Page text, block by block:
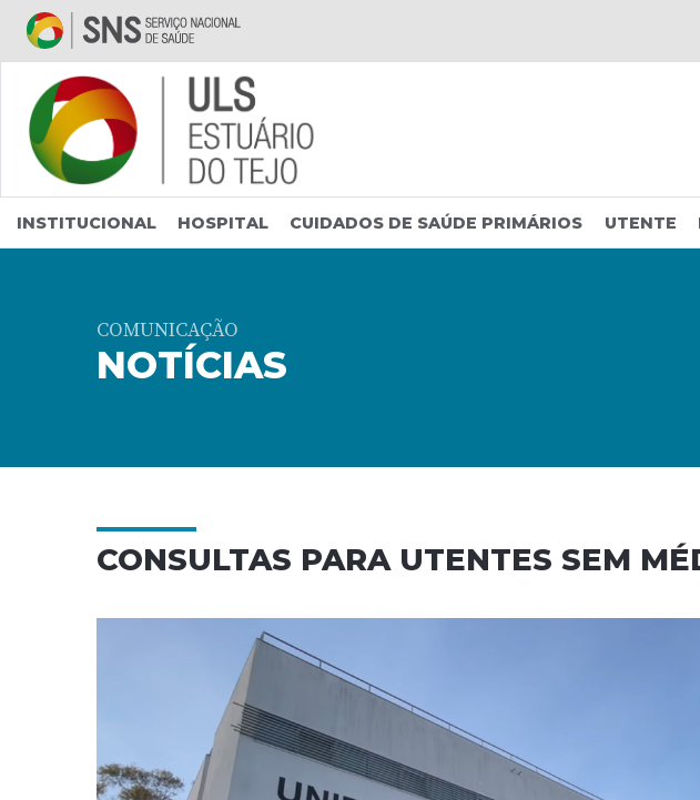
Saltar para conteúdo principal
INSTITUCIONAL HOSPITAL CUIDADOS DE SAÚDE PRIMÁRIOS UTENTE
COMUNICAÇÃO
NOTÍCIAS
CONSULTAS PARA UTENTES SEM